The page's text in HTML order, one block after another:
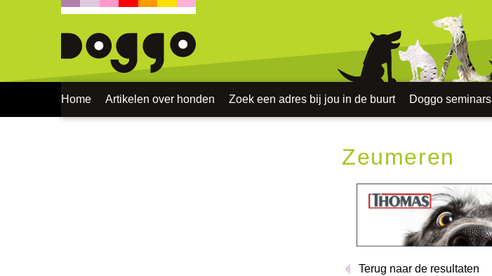
Home Artikelen over honden Zoek een adres bij jou in de buurt Doggo seminars
Zeumeren
Terug naar de resultaten